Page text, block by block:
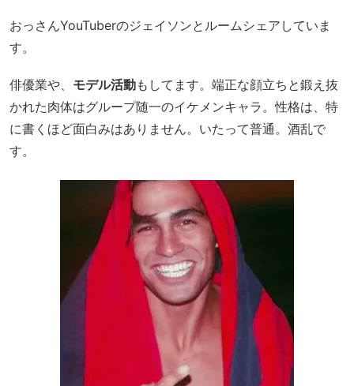
おっさんYouTuberのジェイソンとルームシェアしていま
す。
俳優業や、 モデル活動もしてます。端正な顔立ちと鍛え抜
かれた肉体はグループ随一のイケメンキャラ。性格は、特
に書くほど面白みはありません。いたって普通。酒乱で
す。